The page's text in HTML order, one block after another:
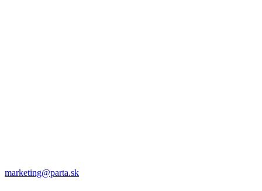
marketing@parta.sk